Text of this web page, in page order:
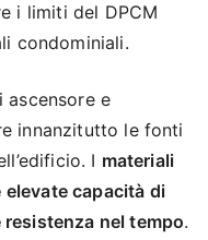
i limiti del DPCM
condominiali.
ascensore e
innanzitutto le fonti
I materiali
capacità di
nel tempo.